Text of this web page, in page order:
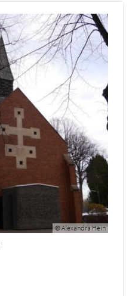
© Alexandra Hein